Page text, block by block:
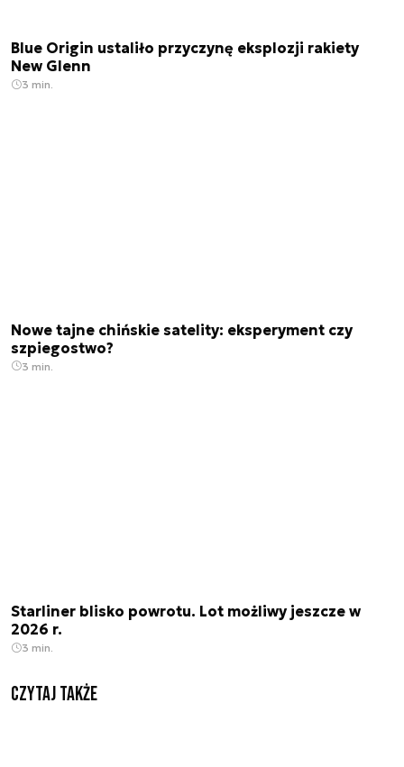
Blue Origin ustaliło przyczynę eksplozji rakiety
New Glenn
3 min.
Nowe tajne chińskie satelity: eksperyment czy
szpiegostwo?
3 min.
Starliner blisko powrotu. Lot możliwy jeszcze w
2026 r.
3 min.
Czytaj także